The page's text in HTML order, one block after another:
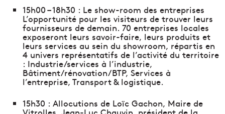
15h00 – 18h30 : Le show-room des entreprises
L’opportunité pour les visiteurs de trouver leurs
fournisseurs de demain. 70 entreprises locales
exposeront leurs savoir-faire, leurs produits et
leurs services au sein du showroom, répartis en
4 univers représentatifs de l’activité du territoire
: Industrie/services à l’industrie,
Bâtiment/rénovation/BTP, Services à
l’entreprise, Transport & logistique.
15h30 : Allocutions de Loïc Gachon, Maire de